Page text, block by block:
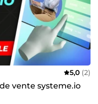
5,0 (2)
vente systeme.io